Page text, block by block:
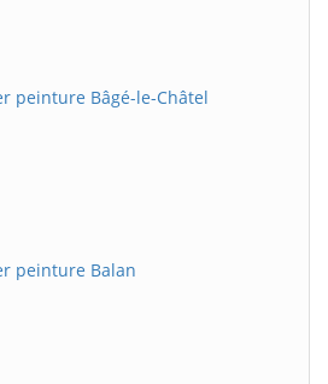
peinture Bâgé-le-Châtel
peinture Balan